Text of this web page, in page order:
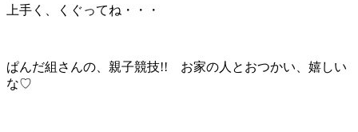
上手く、くぐってね・・・
ぱんだ組さんの、親子競技!! お家の人とおつかい、嬉しい
な♡